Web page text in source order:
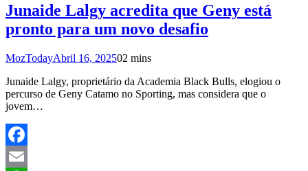
Junaide Lalgy acredita que Geny está
pronto para um novo desafio
MozTodayAbril 16, 202502 mins
Junaide Lalgy, proprietário da Academia Black Bulls, elogiou o
percurso de Geny Catamo no Sporting, mas considera que o
jovem…
Facebook